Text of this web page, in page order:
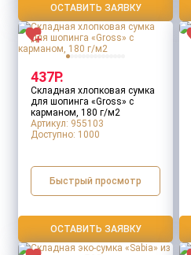
ОСТАВИТЬ ЗАЯВКУ
437Р.
Складная хлопковая сумка
для шопинга «Gross» с
карманом, 180 г/м2
Артикул: 955103
Доступно: 1000
Быстрый просмотр
ОСТАВИТЬ ЗАЯВКУ